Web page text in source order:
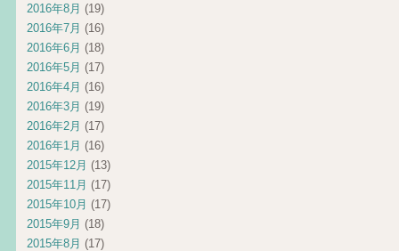
2016年8月 (19)
2016年7月 (16)
2016年6月 (18)
2016年5月 (17)
2016年4月 (16)
2016年3月 (19)
2016年2月 (17)
2016年1月 (16)
2015年12月 (13)
2015年11月 (17)
2015年10月 (17)
2015年9月 (18)
2015年8月 (17)